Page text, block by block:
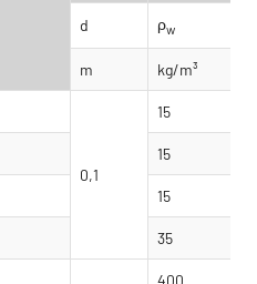
d ρw
m kg/m³
0,1
15
15
15
35